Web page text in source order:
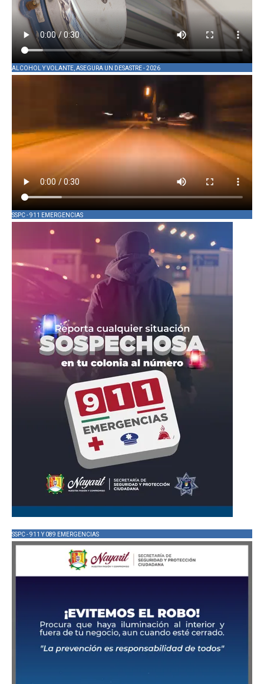
ALCOHOL Y VOLANTE, ASEGURA UN DESASTRE - 2026
SSPC - 911 EMERGENCIAS
SSPC - 911 Y 089 EMERGENCIAS